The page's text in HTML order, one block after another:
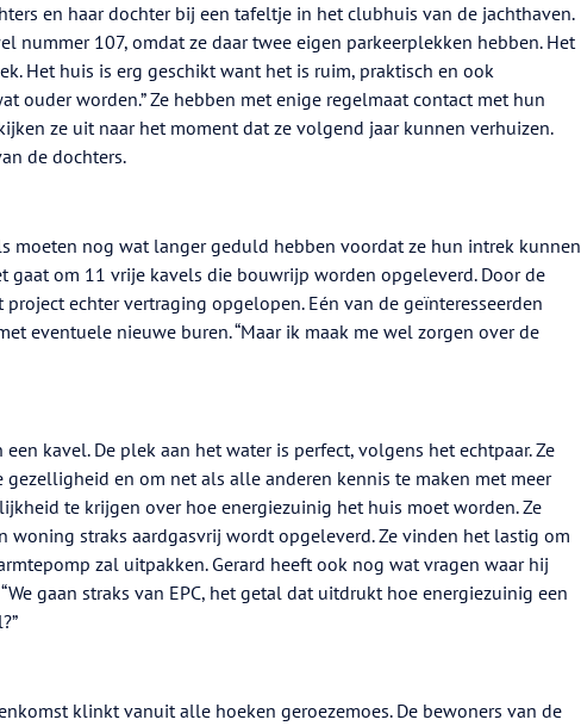
en haar dochter bij een tafeltje in het clubhuis van de jachthaven.
nummer 107, omdat ze daar twee eigen parkeerplekken hebben. Het
Het huis is erg geschikt want het is ruim, praktisch en ook
ouder worden.” Ze hebben met enige regelmaat contact met hun
ze uit naar het moment dat ze volgend jaar kunnen verhuizen.
de dochters.
moeten nog wat langer geduld hebben voordat ze hun intrek kunnen
gaat om 11 vrije kavels die bouwrijp worden opgeleverd. Door de
echter vertraging opgelopen. Eén van de geïnteresseerden
eventuele nieuwe buren. “Maar ik maak me wel zorgen over de
kavel. De plek aan het water is perfect, volgens het echtpaar. Ze
en om net als alle anderen kennis te maken met meer
te krijgen over hoe energiezuinig het huis moet worden. Ze
woning straks aardgasvrij wordt opgeleverd. Ze vinden het lastig om
zal uitpakken. Gerard heeft ook nog wat vragen waar hij
gaan straks van EPC, het getal dat uitdrukt hoe energiezuinig een
klinkt vanuit alle hoeken geroezemoes. De bewoners van de